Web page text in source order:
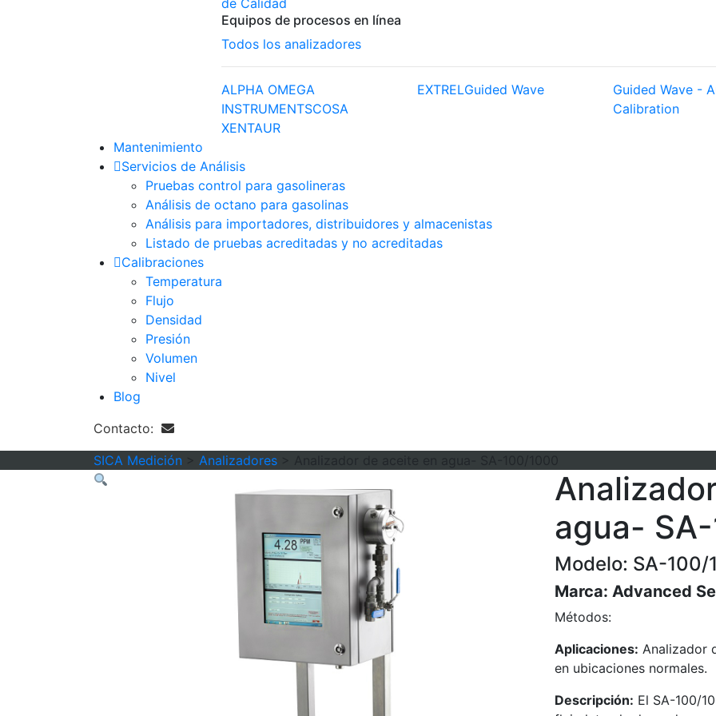
de Calidad
Equipos de procesos en línea
Todos los analizadores
ALPHA OMEGA
INSTRUMENTSCOSA
XENTAUR
EXTRELGuided Wave Guided Wave -
Calibration
Mantenimiento
Servicios de Análisis
Pruebas control para gasolineras
Análisis de octano para gasolinas
Análisis para importadores, distribuidores y almacenistas
Listado de pruebas acreditadas y no acreditadas
Calibraciones
Temperatura
Flujo
Densidad
Presión
Volumen
Nivel
Blog
Contacto:
SICA Medición
Analizadores
agua-
Modelo: SA-100/
Marca:Advanced
Métodos:
Aplicaciones: Analizador
en ubicaciones normales.
Descripción: El SA-100/